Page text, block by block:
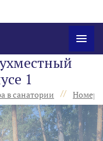
1
в санатории // Номера